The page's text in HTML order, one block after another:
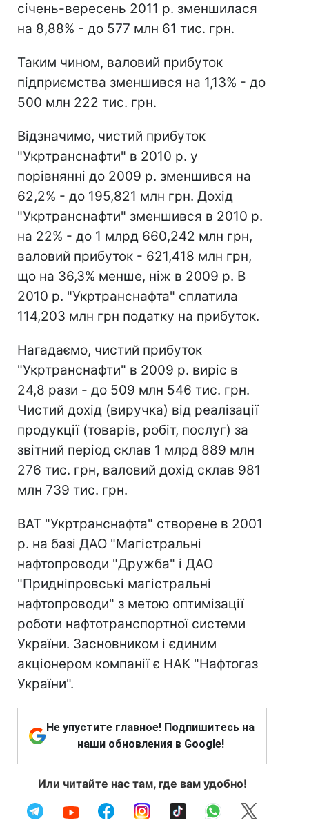
січень-вересень 2011 р. зменшилася
на 8,88% - до 577 млн 61 тис. грн.
Таким чином, валовий прибуток
підприємства зменшився на 1,13% - до
500 млн 222 тис. грн.
Відзначимо, чистий прибуток
"Укртранснафти" в 2010 р. у
порівнянні до 2009 р. зменшився на
62,2% - до 195,821 млн грн. Дохід
"Укртранснафти" зменшився в 2010 р.
на 22% - до 1 млрд 660,242 млн грн,
валовий прибуток - 621,418 млн грн,
що на 36,3% менше, ніж в 2009 р. В
2010 р. "Укртранснафта" сплатила
114,203 млн грн податку на прибуток.
Нагадаємо, чистий прибуток
"Укртранснафти" в 2009 р. виріс в
24,8 рази - до 509 млн 546 тис. грн.
Чистий дохід (виручка) від реалізації
продукції (товарів, робіт, послуг) за
звітний період склав 1 млрд 889 млн
276 тис. грн, валовий дохід склав 981
млн 739 тис. грн.
ВАТ "Укртранснафта" створене в 2001
р. на базі ДАО "Магістральні
нафтопроводи "Дружба" і ДАО
"Придніпровські магістральні
нафтопроводи" з метою оптимізації
роботи нафтотранспортної системи
України. Засновником і єдиним
акціонером компанії є НАК "Нафтогаз
України".
Не упустите главное! Подпишитесь на
наши обновления в Google!
Или читайте нас там, где вам удобно!